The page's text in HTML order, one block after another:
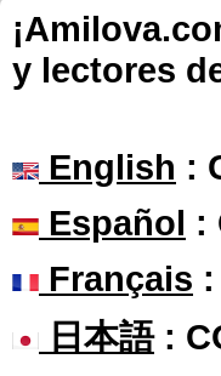
y lectores
English :
Español :
Français
日本語: